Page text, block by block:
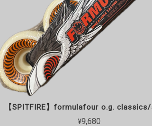
【SPITFIRE】formulafour o.g.
¥9,680